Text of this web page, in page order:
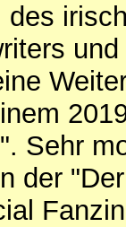
des
Sehr
der